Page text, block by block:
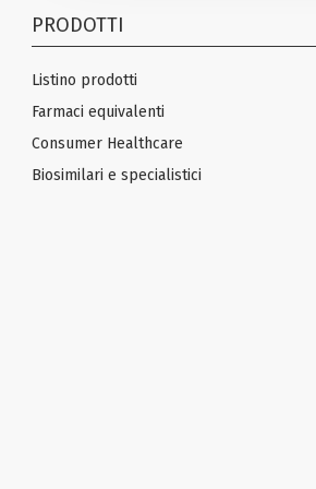
PRODOTTI
Listino prodotti
Farmaci equivalenti
Consumer Healthcare
Biosimilari e specialistici